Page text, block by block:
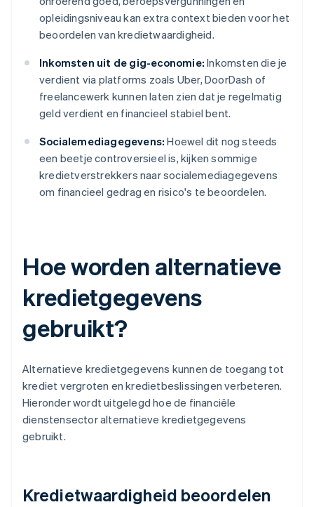
opleidingsniveau kan extra context bieden voor het
beoordelen van kredietwaardigheid.
Inkomsten uit de gig-economie: Inkomsten die je
verdient via platforms zoals Uber, DoorDash of
freelancewerk kunnen laten zien dat je regelmatig
geld verdient en financieel stabiel bent.
Socialemediagegevens: Hoewel dit nog steeds
een beetje controversieel is, kijken sommige
kredietverstrekkers naar socialemediagegevens
om financieel gedrag en risico's te beoordelen.
Hoe worden alternatieve
kredietgegevens
gebruikt?
Alternatieve kredietgegevens kunnen de toegang tot
krediet vergroten en kredietbeslissingen verbeteren.
Hieronder wordt uitgelegd hoe de financiële
dienstensector alternatieve kredietgegevens
gebruikt.
Kredietwaardigheid beoordelen